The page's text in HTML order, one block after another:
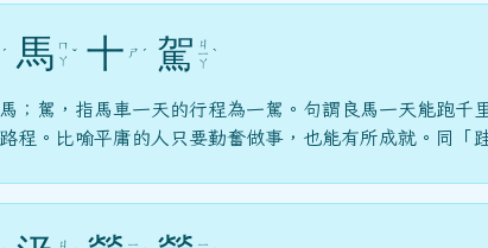
ˊ 馬 ㄇ
ㄚ ˇ 十 ㄕ ˊ 駕 ㄐ
ㄧ
ㄚ
ˋ
；駕，指馬車一天的行程為一駕。句謂良馬一天能跑千
程。比喻平庸的人只要勤奮做事，也能有所成就。同「
ㄐ
ㄧ
ㄧ